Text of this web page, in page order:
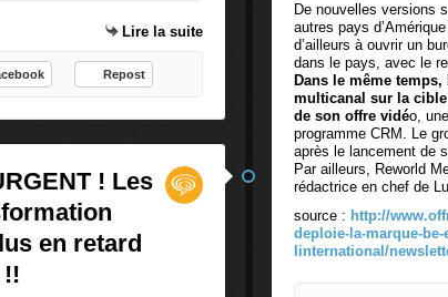
l
a
logo blanc et gris sur fond
Lire la suite
Repost
! Les
en retard
!!
De nouvelles versions
autres pays
d’ailleurs à ouvrir un
dans le pays, avec le
Dans le même
multicanal sur la cible
de son offre vidéo,
programme CRM. Le
après le lancement de
Par ailleurs, Reworld
rédactrice en chef de
source : http://
deploie-la-marque-
linternational/